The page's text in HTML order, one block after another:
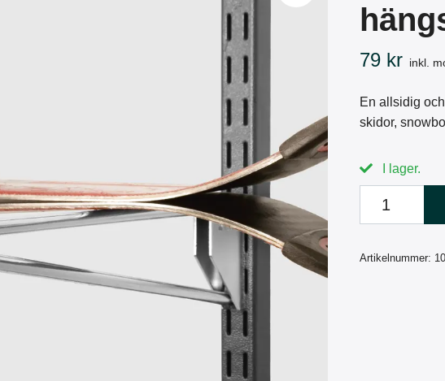
79 kr inkl.
En allsidig
skidor,
I lager.
Artikelnummer: